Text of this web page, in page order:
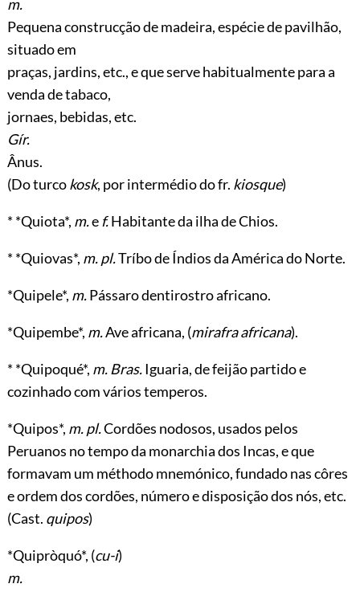
m.
Pequena construcção de madeira, espécie de pavilhão,
situado em
praças, jardins, etc., e que serve habitualmente para a
venda de tabaco,
jornaes, bebidas, etc.
Gír.
Ânus.
(Do turcokosk, por intermédio do fr. kiosque)
* *Quiota*, m.e f.Habitante da ilha de Chios.
* *Quiovas*, m. pl.Tríbo de Índios da América do Norte.
*Quipele*, m.Pássaro dentirostro africano.
*Quipembe*, m.Ave africana, (mirafra africana).
* *Quipoqué*, m. Bras.Iguaria, de feijão partido e
cozinhado com vários temperos.
*Quipos*, m. pl.Cordões nodosos, usados pelos
Peruanos no tempo da monarchia dos Incas, e que
formavam um méthodo mnemónico, fundado nas côres
e ordem dos cordões, número e disposição dos nós, etc.
(Cast. quipos)
*Quipròquó*, (cu-i)
m.